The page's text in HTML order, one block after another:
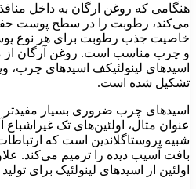
هنگامی که روغن ارگان به داخل
می‌کند، رطوبت را در سطح پوست
خاصیت جذب رطوبت برای هر نوع
و چرب مناسب است. روغن آرگان از
تشکیل شده است.
اسیدهای چرب ضروری بسیار مفیدتر
شبیه پروستاگلاندین است که
اولئین از اسیدهای لینولئیک برای